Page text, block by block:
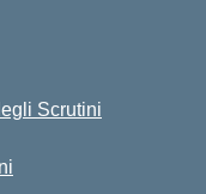
Scrutini